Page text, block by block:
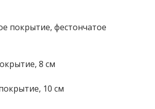
покрытие, фестончатое
8 см
10 см